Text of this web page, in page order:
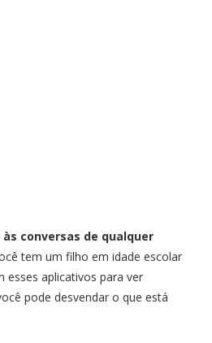
conversas de qualquer
tem um filho em idade escolar
esses aplicativos para ver
pode desvendar o que está